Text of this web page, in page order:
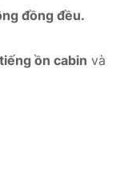
đồng đều.
ồn cabin và